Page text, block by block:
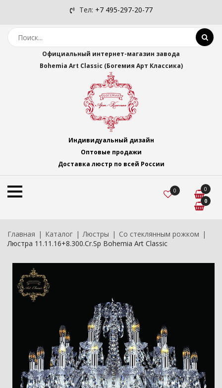
Тел: +7 495-297-20-77
Официальный интернет-магазин завода
Bohemia Art Classic (Богемия Арт Классика)
Индивидуальный дизайн
Оптовые продажи
Доставка люстр по всей России
0
0
0
Главная Каталог Люстры
Со стеклянным рожком
Люстра 11.11.16+8.300.Cr.Sp Bohemia Art Classic